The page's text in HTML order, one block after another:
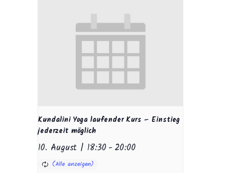
Kundalini Yoga laufender Kurs – Einstieg
jederzeit möglich
10. August | 18:30 -20:00